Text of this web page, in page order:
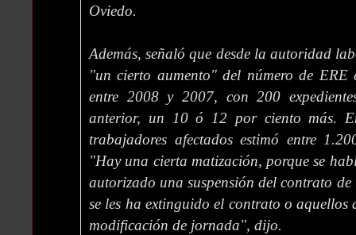
Oviedo.
Además, señaló que desde la autoridad
"un cierto aumento" del número de ERE
entre 2008 y 2007, con 200
anterior, un 10 ó 12 por ciento más.
trabajadores afectados estimó entre
"Hay una cierta matización, porque se
autorizado una suspensión del contrato
se les ha extinguido el contrato o aquellos
modificación de jornada", dijo.